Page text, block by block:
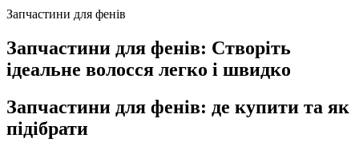
Запчастини для фенів
Запчастини для фенів: Створіть
ідеальне волосся легко і швидко
Запчастини для фенів: де купити та як
підібрати